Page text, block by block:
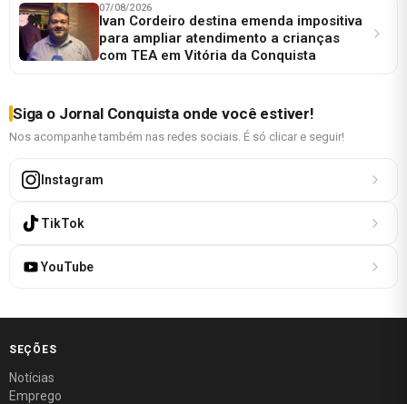
07/08/2026
Ivan Cordeiro destina emenda impositiva
para ampliar atendimento a crianças
com TEA em Vitória da Conquista
Siga o Jornal Conquista onde você estiver!
Nos acompanhe também nas redes sociais. É só clicar e seguir!
Instagram
TikTok
YouTube
SEÇÕES
Notícias
Emprego